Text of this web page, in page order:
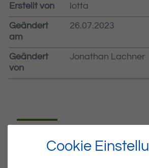
Erstellt von lotta
Geändert
am
26.07.2023
Geändert
von
Jonathan Lachner
Dateiname MIBLA-
Cookie